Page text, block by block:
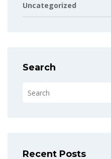
Uncategorized
Search
Recent Posts